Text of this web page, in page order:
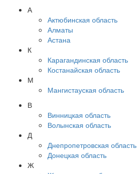
А
Актюбинская область
Алматы
Астана
К
Карагандинская область
Костанайская область
М
Мангистауская область
В
Винницкая область
Волынская область
Д
Днепропетровская область
Донецкая область
Ж